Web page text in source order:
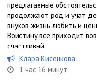
предлагаемые
продолжают род и учат
внуков жизнь любить и
Воистину всё приходит
счастливый...
Клара Кисенкова
1 час 16 минут